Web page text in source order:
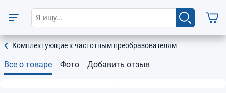
Комплектующие к частотным преобразователям
Все о товаре Фото Добавить отзыв